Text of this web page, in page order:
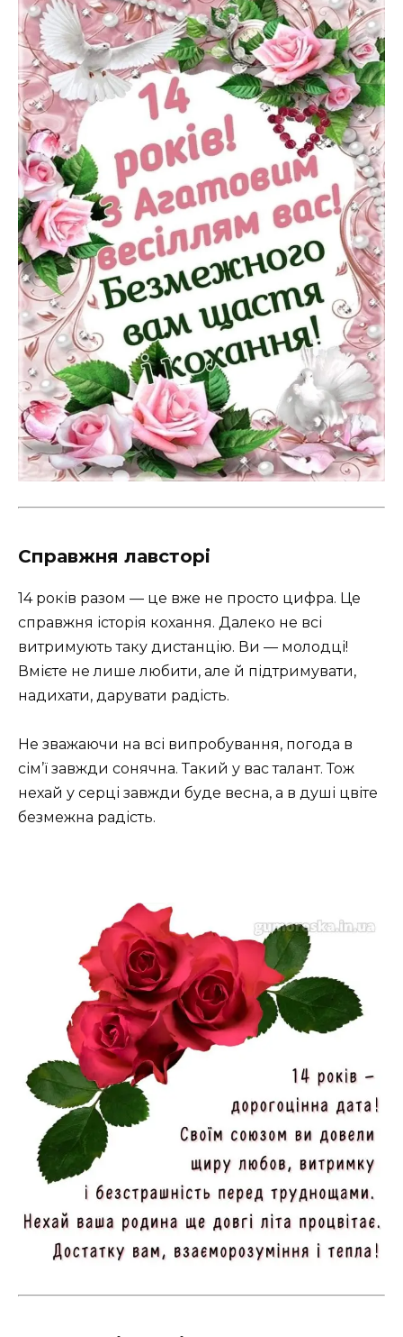
Справжня лавсторі
14 років разом — це вже не просто цифра. Це
справжня історія кохання. Далеко не всі
витримують таку дистанцію. Ви — молодці!
Вмієте не лише любити, але й підтримувати,
надихати, дарувати радість. ️
Не зважаючи на всі випробування, погода в
сім’ї завжди сонячна. Такий у вас талант. Тож
нехай у серці завжди буде весна, а в душі цвіте
безмежна радість.